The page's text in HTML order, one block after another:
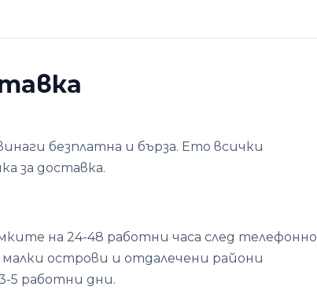
безплатна и бърза. Ето всички
за доставка.
на 24-48 работни часа след телефонно
острови и отдалечени райони
5 работни дни.